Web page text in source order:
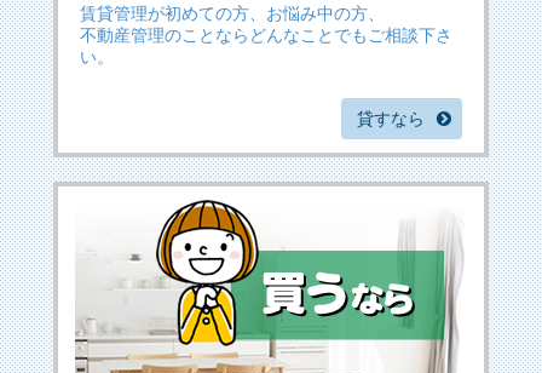
賃貸管理が初めての方、お悩み中の方、
不動産管理のことならどんなことでもご相談下さ
い。
貸すなら